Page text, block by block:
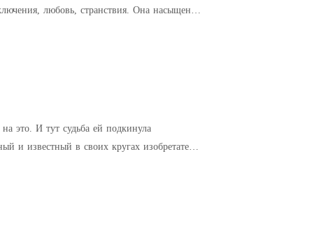
любовь, странствия. Она насыщенна
это. И тут судьба ей подкинула
и известный в своих кругах изобретатель,